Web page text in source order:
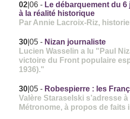
02 |06 - Le débarquement du 6
à la réalité historique
Par Annie Lacroix-Riz,
30 |05 - Nizan journaliste
Lucien Wasselin a lu "Paul
victoire du Front populaire
1936)."
30 |05 - Robespierre : les
Valère Staraselski s’adresse
Métronome, à propos de faits